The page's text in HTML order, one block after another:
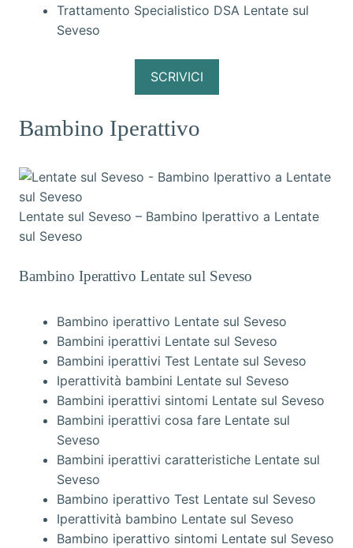
Trattamento Specialistico DSA Lentate sul
Seveso
SCRIVICI
Bambino Iperattivo
Lentate sul Seveso – Bambino Iperattivo a Lentate
sul Seveso
Bambino Iperattivo Lentate sul Seveso
Bambino iperattivo Lentate sul Seveso
Bambini iperattivi Lentate sul Seveso
Bambini iperattivi Test Lentate sul Seveso
Iperattività bambini Lentate sul Seveso
Bambini iperattivi sintomi Lentate sul Seveso
Bambini iperattivi cosa fare Lentate sul
Seveso
Bambini iperattivi caratteristiche Lentate sul
Seveso
Bambino iperattivo Test Lentate sul Seveso
Iperattività bambino Lentate sul Seveso
Bambino iperattivo sintomi Lentate sul Seveso